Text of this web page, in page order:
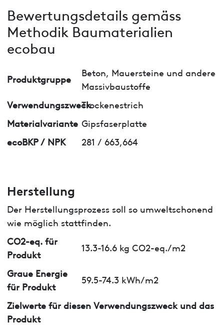
Bewertungsdetails gemäss
Methodik Baumaterialien
ecobau
Produktgruppe
Beton, Mauersteine und andere
Massivbaustoffe
VerwendungszweckTrockenestrich
Materialvariante Gipsfaserplatte
ecoBKP / NPK
281 / 663,664
Herstellung
Der Herstellungsprozess soll so umweltschonend
wie möglich stattfinden.
CO2-eq. für
Produkt
13.3-16.6 kg CO2-eq./m2
Graue Energie
für Produkt
59.5-74.3 kWh/m2
Zielwerte für diesen Verwendungszweck und das
Produkt